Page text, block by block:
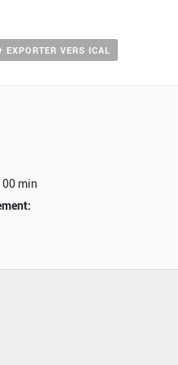
EXPORTER VERS ICAL
00 min